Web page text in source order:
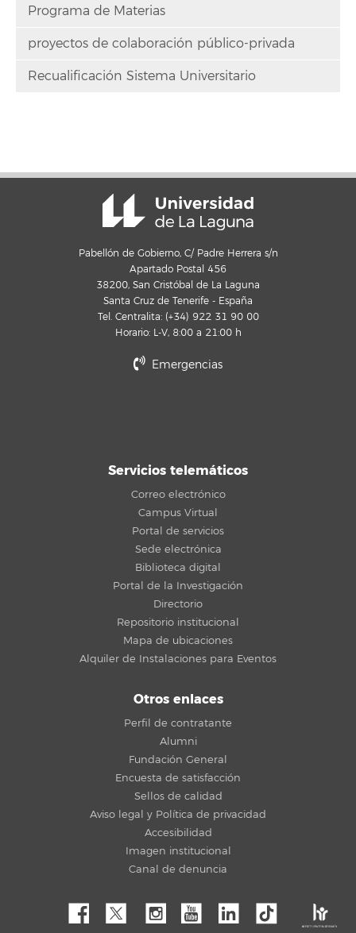
Programa de Materias
proyectos de colaboración público-privada
Recualificación Sistema Universitario
Pabellón de Gobierno, C/ Padre Herrera s/n
Apartado Postal 456
38200, San Cristóbal de La Laguna
Santa Cruz de Tenerife - España
Tel. Centralita: (+34) 922 31 90 00
Horario: L-V, 8:00 a 21:00 h
Emergencias
Servicios telemáticos
Correo electrónico
Campus Virtual
Portal de servicios
Sede electrónica
Biblioteca digital
Portal de la Investigación
Directorio
Repositorio institucional
Mapa de ubicaciones
Alquiler de Instalaciones para Eventos
Otros enlaces
Perfil de contratante
Alumni
Fundación General
Encuesta de satisfacción
Sellos de calidad
Aviso legal y Política de privacidad
Accesibilidad
Imagen institucional
Canal de denuncia